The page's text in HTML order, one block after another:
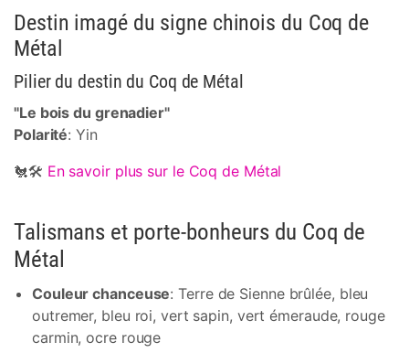
Destin imagé du signe chinois du Coq de
Métal
Pilier du destin du Coq de Métal
"Le bois du grenadier"
Polarité: Yin
🐔🛠 En savoir plus sur le Coq de Métal
Talismans et porte-bonheurs du Coq de
Métal
Couleur chanceuse: Terre de Sienne brûlée, bleu
outremer, bleu roi, vert sapin, vert émeraude, rouge
carmin, ocre rouge